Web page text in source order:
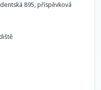
895, příspěvková